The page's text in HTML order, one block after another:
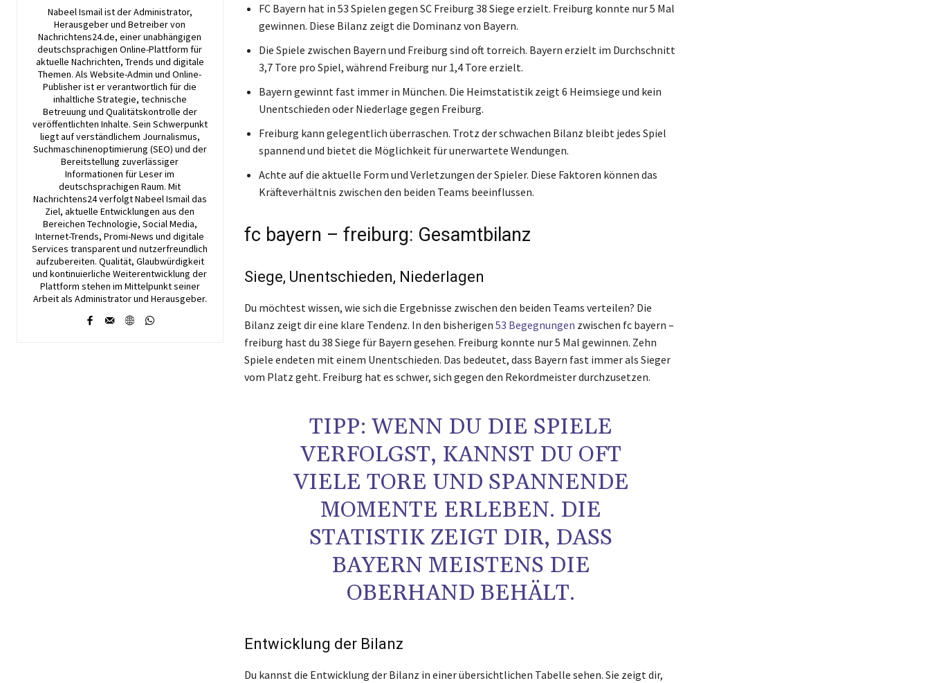
Nabeel Ismail ist der Administrator,
Herausgeber und Betreiber von
Nachrichtens24.de, einer unabhängigen
deutschsprachigen Online-Plattform für
aktuelle Nachrichten, Trends und digitale
Themen. Als Website-Admin und Online-
Publisher ist er verantwortlich für die
inhaltliche Strategie, technische
Betreuung und Qualitätskontrolle der
veröffentlichten Inhalte. Sein Schwerpunkt
liegt auf verständlichem Journalismus,
Suchmaschinenoptimierung (SEO) und der
Bereitstellung zuverlässiger
Informationen für Leser im
deutschsprachigen Raum. Mit
Nachrichtens24 verfolgt Nabeel Ismail das
Ziel, aktuelle Entwicklungen aus den
Bereichen Technologie, Social Media,
Internet-Trends, Promi-News und digitale
Services transparent und nutzerfreundlich
aufzubereiten. Qualität, Glaubwürdigkeit
und kontinuierliche Weiterentwicklung der
Plattform stehen im Mittelpunkt seiner
Arbeit als Administrator und Herausgeber.
FC Bayern hat in 53 Spielen gegen SC Freiburg 38 Siege erzielt. Freiburg konnte nur 5 Mal
gewinnen. Diese Bilanz zeigt die Dominanz von Bayern.
Die Spiele zwischen Bayern und Freiburg sind oft torreich. Bayern erzielt im Durchschnitt
3,7 Tore pro Spiel, während Freiburg nur 1,4 Tore erzielt.
Bayern gewinnt fast immer in München. Die Heimstatistik zeigt 6 Heimsiege und kein
Unentschieden oder Niederlage gegen Freiburg.
Freiburg kann gelegentlich überraschen. Trotz der schwachen Bilanz bleibt jedes Spiel
spannend und bietet die Möglichkeit für unerwartete Wendungen.
Achte auf die aktuelle Form und Verletzungen der Spieler. Diese Faktoren können das
Kräfteverhältnis zwischen den beiden Teams beeinflussen.
fc bayern – freiburg: Gesamtbilanz
Siege, Unentschieden, Niederlagen
Du möchtest wissen, wie sich die Ergebnisse zwischen den beiden Teams verteilen? Die
Bilanz zeigt dir eine klare Tendenz. In den bisherigen 53 Begegnungen zwischen fc bayern –
freiburg hast du 38 Siege für Bayern gesehen. Freiburg konnte nur 5 Mal gewinnen. Zehn
Spiele endeten mit einem Unentschieden. Das bedeutet, dass Bayern fast immer als Sieger
vom Platz geht. Freiburg hat es schwer, sich gegen den Rekordmeister durchzusetzen.
TIPP: WENN DU DIE SPIELE
VERFOLGST, KANNST DU OFT
VIELE TORE UND SPANNENDE
MOMENTE ERLEBEN. DIE
STATISTIK ZEIGT DIR, DASS
BAYERN MEISTENS DIE
OBERHAND BEHÄLT.
Entwicklung der Bilanz
Du kannst die Entwicklung der Bilanz in einer übersichtlichen Tabelle sehen. Sie zeigt dir,